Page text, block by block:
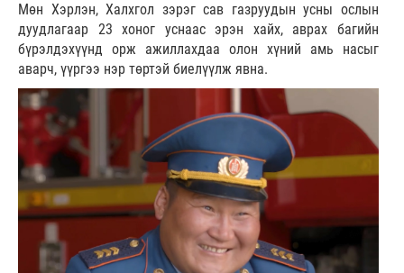
Мөн Хэрлэн,Халхгол зэрэг сав газруудын усны ослын
дуудлагаар 23 хоног уснаас эрэн хайх, аврах багийн
бүрэлдэхүүнд орж ажиллахдаа олон хүний амь насыг
аварч, үүргээ нэр төртэй биелүүлж явна.